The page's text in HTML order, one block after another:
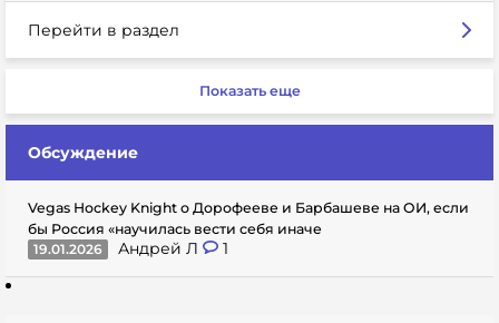
Перейти в раздел
Показать еще
Обсуждение
Vegas Hockey Knight о Дорофееве и Барбашеве на ОИ, если
бы Россия «научилась вести себя иначе
19.01.2026
Андрей Л 1